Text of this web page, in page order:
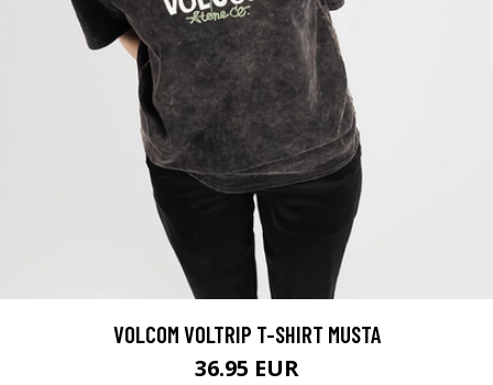
VOLCOM VOLTRIP T-SHIRT MUSTA
36.95 EUR